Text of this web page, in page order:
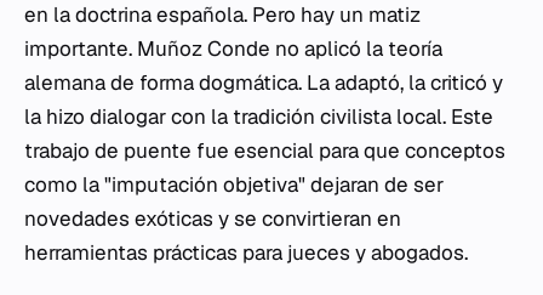
en la doctrina española. Pero hay un matiz
importante. Muñoz Conde no aplicó la teoría
alemana de forma dogmática. La adaptó, la criticó y
la hizo dialogar con la tradición civilista local. Este
trabajo de puente fue esencial para que conceptos
como la "imputación objetiva" dejaran de ser
novedades exóticas y se convirtieran en
herramientas prácticas para jueces y abogados.